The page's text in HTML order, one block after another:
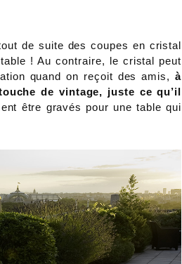
de suite des coupes en cristal
! Au contraire, le cristal peut
quand on reçoit des amis,à
de vintage, juste ce qu’il
être gravés pour une table qui